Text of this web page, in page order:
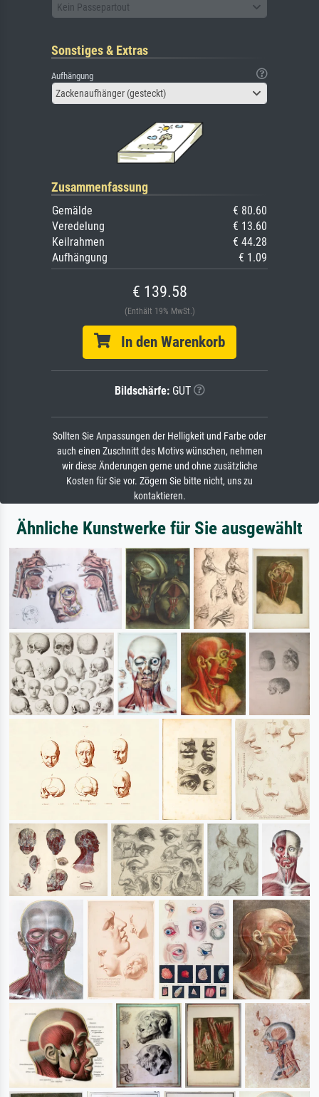
Kein Passepartout
Sonstiges & Extras
Aufhängung
Zackenaufhänger (gesteckt)
Zusammenfassung
Gemälde
€ 80.60
Veredelung
€ 13.60
Keilrahmen
€ 44.28
Aufhängung
€ 1.09
€ 139.58
(Enthält 19% MwSt.)
In den Warenkorb
Bildschärfe:GUT
Sollten Sie Anpassungen der Helligkeit und Farbe oder
auch einen Zuschnitt des Motivs wünschen, nehmen
wir diese Änderungen gerne und ohne zusätzliche
Kosten für Sie vor. Zögern Sie bitte nicht, uns zu
kontaktieren.
Ähnliche Kunstwerke für Sie ausgewählt